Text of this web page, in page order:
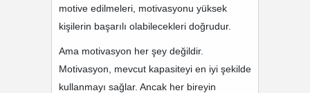
motive edilmeleri, motivasyonu yüksek
kişilerin başarılı olabilecekleri doğrudur.
Ama motivasyon her şey değildir.
Motivasyon, mevcut kapasiteyi en iyi şekilde
kullanmayı sağlar. Ancak her bireyin